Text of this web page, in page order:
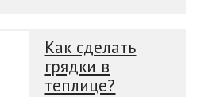
Как сделать
грядки в
теплице?